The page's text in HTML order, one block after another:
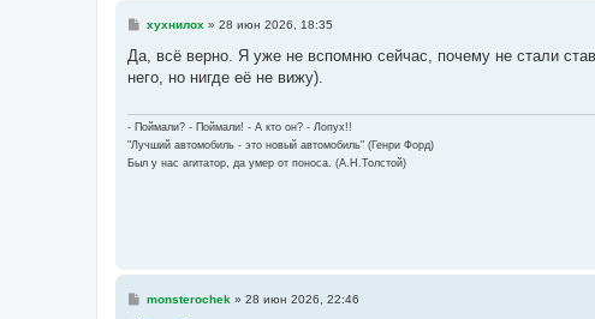
С
о
б
щ
и
хухнилох » 28 июн 2026, 18:35
Да, всё верно. Я уже не вспомню сейчас, почему не стали
него, но нигде её не вижу).
- Поймали? - Поймали! - А кто он? - Лопух!!
"Лучший автомобиль - это новый автомобиль" (Генри Форд)
Был у нас агитатор, да умер от поноса. (А.Н.Толстой)
Сmonsterochek » 28 июн 2026, 22:46